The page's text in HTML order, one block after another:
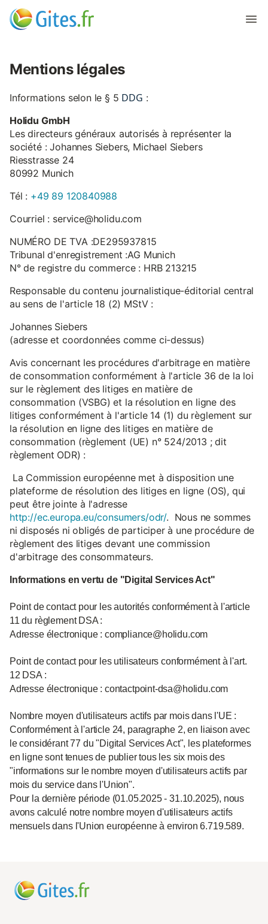
Mentions légales
Informations selon le § 5 DDG :
Holidu GmbH
Les directeurs généraux autorisés à représenter la
société : Johannes Siebers, Michael Siebers
Riesstrasse 24
80992 Munich
Tél : +49 89 120840988
Courriel : service@holidu.com
NUMÉRO DE TVA :DE295937815
Tribunal d'enregistrement :AG Munich
N° de registre du commerce : HRB 213215
Responsable du contenu journalistique-éditorial central
au sens de l'article 18 (2) MStV :
Johannes Siebers
(adresse et coordonnées comme ci-dessus)
Avis concernant les procédures d'arbitrage en matière
de consommation conformément à l'article 36 de la loi
sur le règlement des litiges en matière de
consommation (VSBG) et la résolution en ligne des
litiges conformément à l'article 14 (1) du règlement sur
la résolution en ligne des litiges en matière de
consommation (règlement (UE) n° 524/2013 ; dit
règlement ODR) :
La Commission européenne met à disposition une
plateforme de résolution des litiges en ligne (OS), qui
peut être jointe à l'adresse
http://ec.europa.eu/consumers/odr/. Nous ne sommes
ni disposés ni obligés de participer à une procédure de
règlement des litiges devant une commission
d'arbitrage des consommateurs.
Informations en vertu de "Digital Services Act"
Point de contact pour les autorités conformément à l'article
11 du règlement DSA :
Adresse électronique : compliance@holidu.com
Point de contact pour les utilisateurs conformément à l'art.
12 DSA :
Adresse électronique : contactpoint-dsa@holidu.com
Nombre moyen d'utilisateurs actifs par mois dans l'UE :
Conformément à l'article 24, paragraphe 2, en liaison avec
le considérant 77 du "Digital Services Act", les plateformes
en ligne sont tenues de publier tous les six mois des
"informations sur le nombre moyen d'utilisateurs actifs par
mois du service dans l'Union".
Pour la dernière période (01.05.2025 - 31.10.2025), nous
avons calculé notre nombre moyen d'utilisateurs actifs
mensuels dans l'Union européenne à environ 6.719.589.